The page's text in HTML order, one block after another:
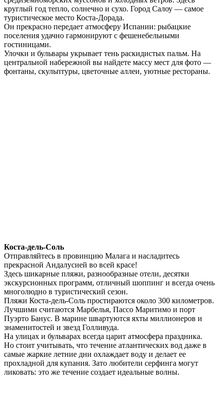
круглый год тепло, солнечно и сухо. Город Салоу — самое
туристическое место Коста-Дорада.
Он прекрасно передает атмосферу Испании: рыбацкие
поселения удачно гармонируют с фешенебельными
гостиницами.
Улочки и бульвары укрывает тень раскидистых пальм. На
центральной набережной вы найдете массу мест для фото —
фонтаны, скульптуры, цветочные аллеи, уютные рестораны.
Коста-дель-Соль
Отправляйтесь в провинцию Малага и насладитесь
прекрасной Андалусией во всей красе!
Здесь шикарные пляжи, разнообразные отели, десятки
экскурсионных программ, отличный шоппинг и всегда очень
многолюдно в туристический сезон.
Пляжи Коста-дель-Соль простираются около 300 километров.
Лучшими считаются Марбелья, Пассо Маритимо и порт
Пуэрто Банус. В марине швартуются яхты миллионеров и
знаменитостей и звезд Голливуда.
На улицах и бульварах всегда царит атмосфера праздника.
Но стоит учитывать, что течение атлантических вод даже в
самые жаркие летние дни охлаждает воду и делает ее
прохладной для купания. Зато любители серфинга могут
ликовать: это же течение создает идеальные волны.